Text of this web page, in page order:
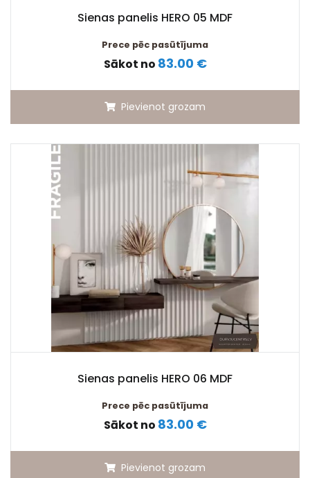
Sienas panelis HERO 05 MDF
Prece pēc pasūtījuma
Sākot no 83.00 €
Pievienot grozam
Sienas panelis HERO 06 MDF
Prece pēc pasūtījuma
Sākot no 83.00 €
Pievienot grozam